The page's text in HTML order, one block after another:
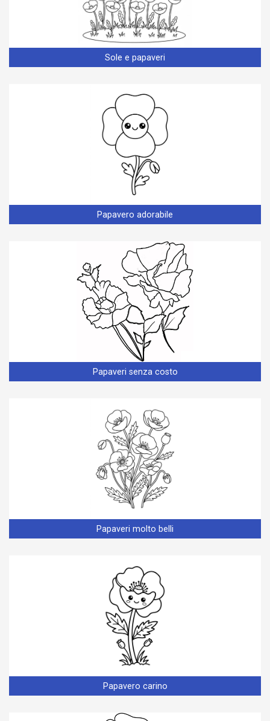
Sole e papaveri
Papavero adorabile
Papaveri senza costo
Papaveri molto belli
Papavero carino